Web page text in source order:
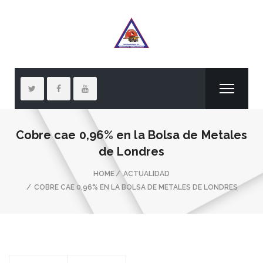
Cobre cae 0,96% en la Bolsa de Metales
de Londres
HOME
ACTUALIDAD
COBRE CAE 0,96% EN LA BOLSA DE METALES DE LONDRES